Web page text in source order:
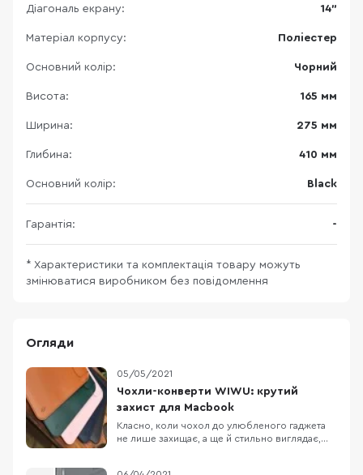
Діагональ екрану: 14"
Матеріал корпусу: Поліестер
Основний колір: Чорний
Висота: 165 мм
Ширина: 275 мм
Глибина: 410 мм
Основний колір: Black
Гарантія: -
* Характеристики та комплектація товару можуть
змінюватися виробником без повідомлення
Огляди
05/05/2021
Чохли-конверти WIWU: крутий
захист для Macbook
Класно, коли чохол до улюбленого гаджета
не лише захищає, а ще й стильно виглядає,